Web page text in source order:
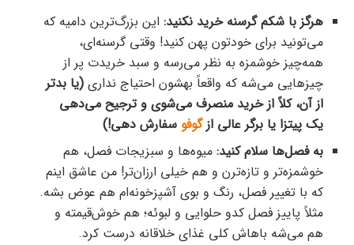
هرگز با شکم گرسنه خرید نکنید: این بزرگ‌ترین دامیه که
می‌تونید برای خودتون پهن کنید! وقتی گرسنه‌ای،
همه‌چیز خوشمزه به نظر می‌رسه و سبد خریدت پر از
چیزهایی می‌شه که واقعاً بهشون احتیاج نداری (یا بدتر
از آن، کلاً از خرید منصرف می‌شوی و ترجیح می‌دهی
یک پیتزا یا برگر عالی ازگوفو سفارش دهی!)
به فصل‌ها سلام کنید: میوه‌ها و سبزیجات فصل، هم
خوشمزه‌تر و تازه‌ترن و هم خیلی ارزان‌تر! من عاشق اینم
که با تغییر فصل، رنگ و بوی آشپزخونه‌ام هم عوض بشه.
مثلاً پاییز فصل کدو حلوایی و لبوئه؛ هم خوش‌قیمته و
هم می‌شه باهاش کلی غذای خلاقانه درست کرد.